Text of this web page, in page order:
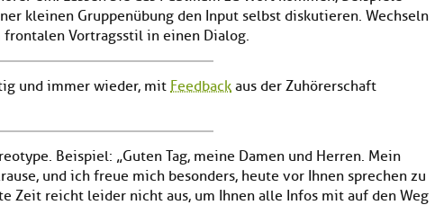
kleinen Gruppenübung den Input selbst diskutieren. Wechseln
Vortragsstil in einen Dialog.
und immer wieder, mitFeedback aus der Zuhörerschaft
Beispiel: „Guten Tag, meine Damen und Herren. Mein
und ich freue mich besonders, heute vor Ihnen sprechen zu
Zeit reicht leider nicht aus, um Ihnen alle Infos mit auf den Weg